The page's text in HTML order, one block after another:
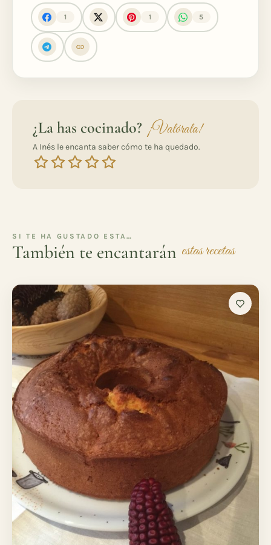
1 1 5
¿La has cocinado? ¡Valórala!
A Inés le encanta saber cómo te ha quedado.
SI TE HA GUSTADO ESTA…
También te encantarán estas recetas